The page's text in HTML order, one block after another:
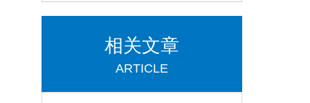
相关文章
ARTICLE